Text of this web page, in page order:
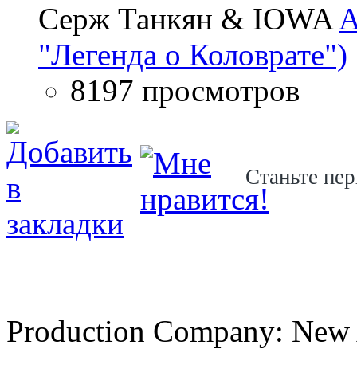
Серж Танкян & IOWA
"Легенда о Коловрате")
8197 просмотров
Станьте
Production Company: New